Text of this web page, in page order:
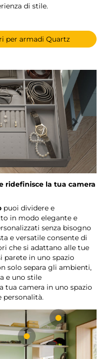
di stile.
per armadi Quartz
ridefinisce la tua camera
puoi dividere e
in modo elegante e
senza bisogno
e versatile consente di
che si adattano alle tue
parete in uno spazio
solo separa gli ambienti,
e uno stile
tua camera in uno spazio
personalità.